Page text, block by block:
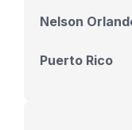
Nelson
Puerto Rico